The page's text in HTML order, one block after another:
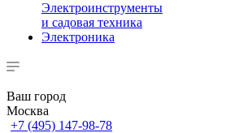
Электроинструменты
и садовая техника
Электроника
Ваш город
Москва
+7 (495) 147-98-78